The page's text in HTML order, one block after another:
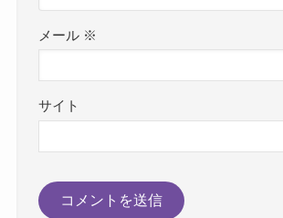
メール ※
サイト